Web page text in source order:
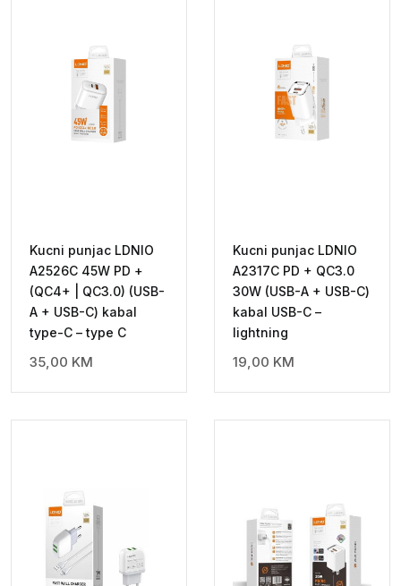
Kucni punjac LDNIO
A2526C 45W PD +
(QC4+ | QC3.0) (USB-
A + USB-C) kabal
type-C – type C
35,00 KM
Kucni punjac LDNIO
A2317C PD + QC3.0
30W (USB-A + USB-C)
kabal USB-C –
lightning
19,00 KM